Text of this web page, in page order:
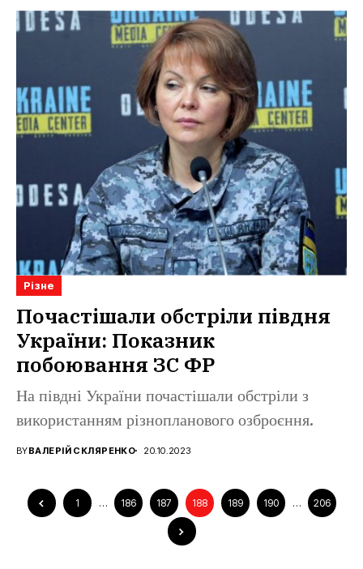
Різне
Почастішали обстріли півдня
України: Показник
побоювання ЗС ФР
На півдні України почастішали обстріли з
використанням різнопланового озброєння.
BYВАЛЕРІЙ СКЛЯРЕНКО 20.10.2023
1 … 186 187 188 189 190 … 206